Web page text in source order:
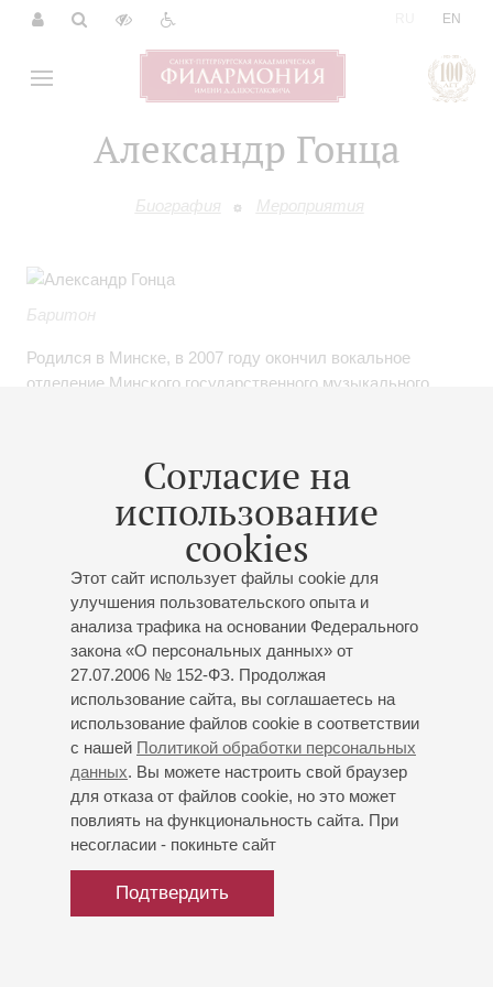
EN
Александр Гонца
Биография Мероприятия
Согласие на
использование
cookies
Этот сайт использует файлы cookie для
улучшения пользовательского опыта и
анализа трафика на основании Федерального
закона «О персональных данных» от
27.07.2006 № 152-ФЗ. Продолжая
использование сайта, вы соглашаетесь на
использование файлов cookie в соответствии
с нашей Политикой обработки персональных
данных. Вы можете настроить свой браузер
для отказа от файлов cookie, но это может
повлиять на функциональность сайта. При
несогласии - покиньте сайт
Подтвердить
Баритон
Родился в Минске, в 2007 году окончил вокальное
отделение Минского государственного музыкального
Мурзича). В том же году поступил в Санкт-
Петербургскую государственную консерваторию им. Н. А.
Римского-Корсакова в класс народной артистки СССР,
профессора И. П. Богачёвой. В 2010-2013 годах работал
в драматическом театре «Алеко» в Санкт-Петербурге.